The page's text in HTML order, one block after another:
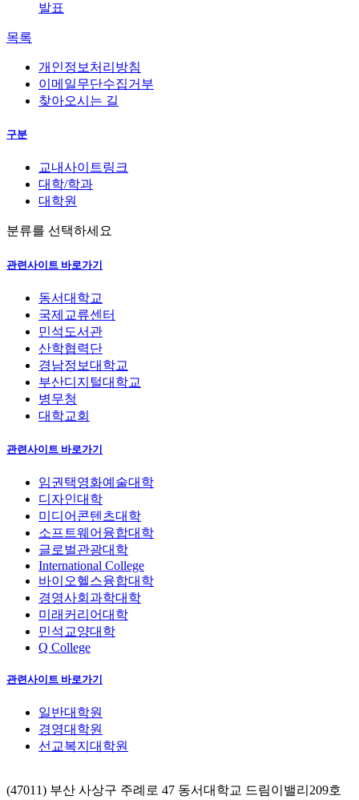
발표
목록
개인정보처리방침
이메일무단수집거부
찾아오시는 길
구분
교내사이트링크
대학/학과
대학원
분류를 선택하세요
관련사이트 바로가기
동서대학교
국제교류센터
민석도서관
산학협력단
경남정보대학교
부산디지털대학교
병무청
대학교회
관련사이트 바로가기
임권택영화예술대학
디자인대학
미디어콘텐츠대학
소프트웨어융합대학
글로벌관광대학
International College
바이오헬스융합대학
경영사회과학대학
미래커리어대학
민석교양대학
Q College
관련사이트 바로가기
일반대학원
경영대학원
선교복지대학원
(47011) 부산 사상구 주례로 47 동서대학교 드림이밸리209호